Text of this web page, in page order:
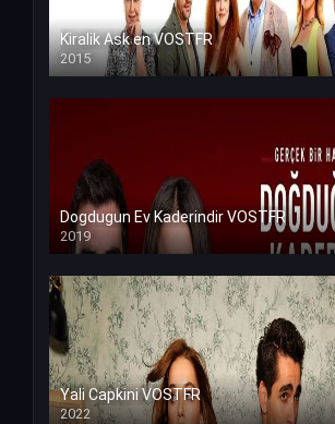
Kiralik Ask en VOSTFR
2015
Dogdugun Ev Kaderindir VOSTFR
2019
Yali Capkini VOSTFR
2022